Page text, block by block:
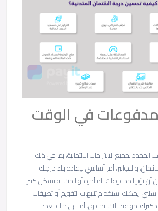
في الوقت
لجميع الالتزامات الائتمانية، بما في ذلك
والفواتير، أمر أساسي لإعادة بناء درجتك
أن تؤثر المدفوعات المتأخرة أو المنسية بشكل كبير
يمكنك استخدام تنبيهات التقويم أو تطبيقات
بمواعيد الاستحقاق. أما في حالة تعدد